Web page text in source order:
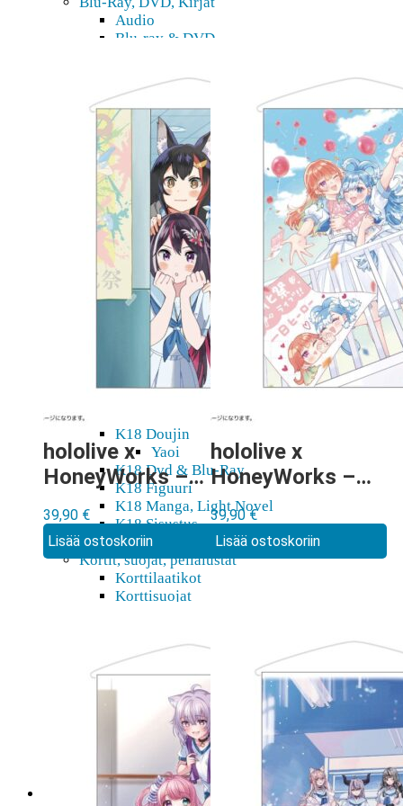
Audio
Blu-ray & DVD
Taidekirjat & novellit
Digitaaliset tuotteet
3D-mallit
Pepakura
Doujin
Figuurit
Action figuurit
Akryylihahmot
Bishoujo
Bishounen
Chibi
Figma
Game Prize
Look up
Nendoroid
Nendoroid Doll
Pop Up Parade
Tarvikkeet
K18 Dakimakura
K18 Doujin
Yaoi
K18 Dvd & Blu-Ray
K18 Figuuri
K18 Manga, Light Novel
K18 Sisustus
K18 Wall scroll
Kortit, suojat, pelialustat
Korttilaatikot
Korttisuojat
Lahjakortit
Pehmot
Rakennussarjat
Mukit, lasit
Wall Scrollit
Myymälä & Showroom
hololive x
HoneyWorks –
Senpai Wall
Scroll
39,90 €
Lisää ostoskoriin
hololive x
HoneyWorks –
Hero for a day
Wall Scroll
39,90€
Lisää ostoskoriin